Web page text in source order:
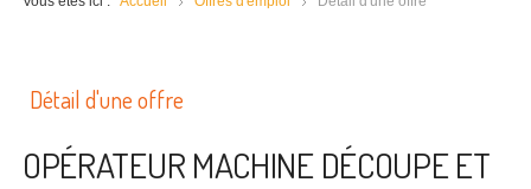
Détail d'une offre
OPÉRATEUR MACHINE DÉCOUPE ET